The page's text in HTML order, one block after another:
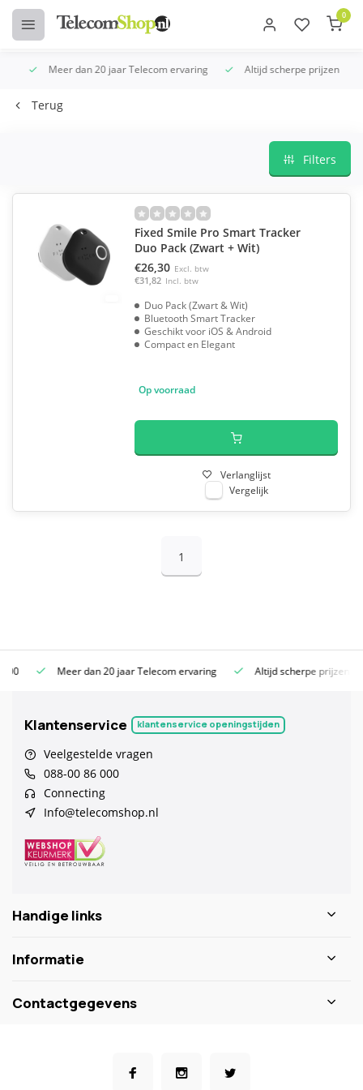
0
Meer dan 20 jaar Telecom ervaring Altijd scherpe prijzen
Terug
Filters
Fixed Smile Pro Smart Tracker
Duo Pack (Zwart + Wit)
€26,30 Excl. btw
€31,82 Incl. btw
Duo Pack (Zwart & Wit)
Bluetooth Smart Tracker
Geschikt voor iOS & Android
Compact en Elegant
Op voorraad
Verlanglijst
Vergelijk
1
Meer dan 20 jaar Telecom ervaring Altijd scherpe prijzen
Klantenservice klantenservice openingstijden
Veelgestelde vragen
088-00 86 000
Connecting
Info@telecomshop.nl
Handige links
Informatie
Contactgegevens